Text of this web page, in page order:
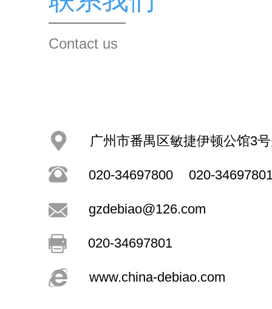
Contact us
广州市番禺区敏捷伊顿公馆3
020-34697800 020-
gzdebiao@126.com
020-34697801
www.china-debiao.com